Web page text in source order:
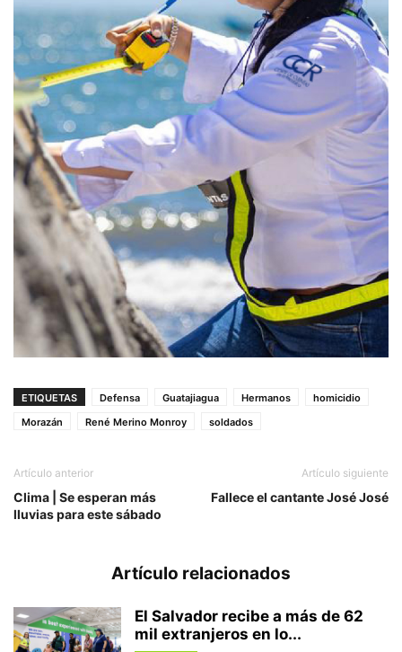
ETIQUETAS Defensa Guatajiagua Hermanos
homicidio
Morazán
René Merino Monroy soldados
Artículo anterior
Clima | Se esperan más
lluvias para este sábado
Artículo siguiente
Fallece el cantante José José
Artículo relacionados
El Salvador recibe a más de 62
mil extranjeros en lo...